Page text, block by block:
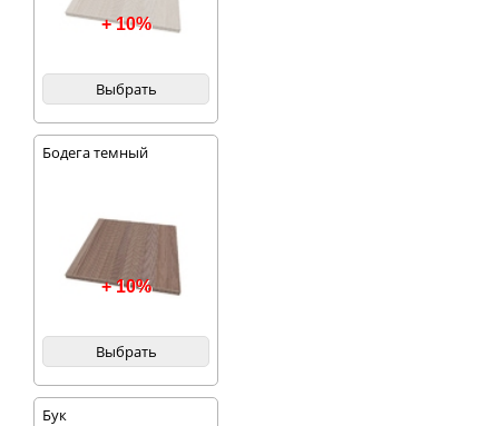
+ 10%
Выбрать
Бодега темный
+ 10%
Выбрать
Бук